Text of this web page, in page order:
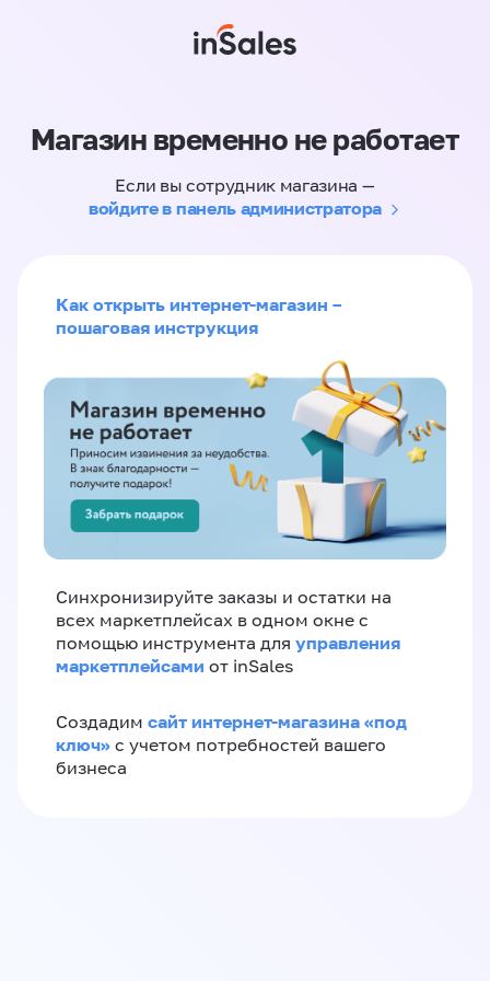
Магазин временно не работает
Если вы сотрудник магазина —
войдите в панель администратора
Как открыть интернет-магазин –
пошаговая инструкция
Синхронизируйте заказы и остатки на
всех маркетплейсах в одном окне с
помощью инструмента для управления
маркетплейсами от inSales
Создадим сайт интернет-магазина «под
ключ» с учетом потребностей вашего
бизнеса